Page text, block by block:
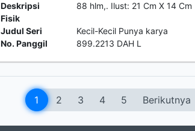
Deskripsi
Fisik
88 hlm,. Ilust: 21 Cm X 14 Cm
Judul Seri
Kecil-Kecil Punya karya
No. Panggil
899.2213 DAH L
1 2 3 4 5 Berikutnya